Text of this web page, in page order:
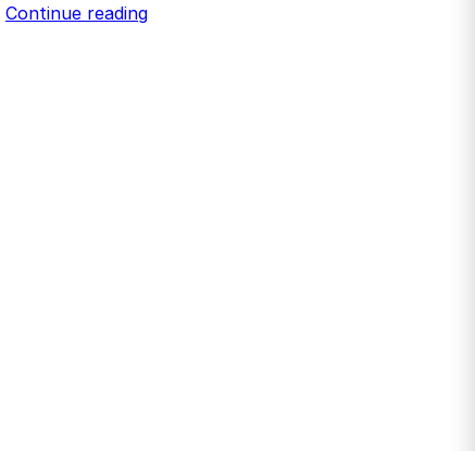
Continue reading